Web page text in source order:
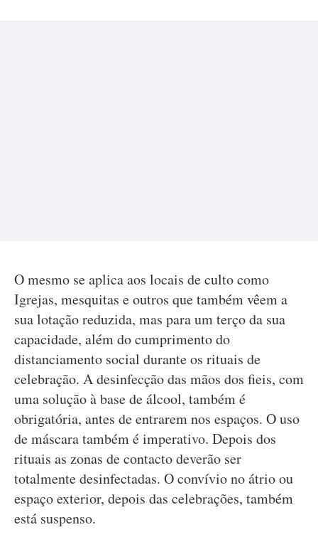
O mesmo se aplica aos locais de culto como
Igrejas, mesquitas e outros que também vêem a
sua lotação reduzida, mas para um terço da sua
capacidade, além do cumprimento do
distanciamento social durante os rituais de
celebração. A desinfecção das mãos dos fieis, com
uma solução à base de álcool, também é
obrigatória, antes de entrarem nos espaços. O uso
de máscara também é imperativo. Depois dos
rituais as zonas de contacto deverão ser
totalmente desinfectadas. O convívio no átrio ou
espaço exterior, depois das celebrações, também
está suspenso.